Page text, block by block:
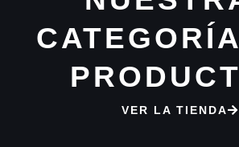
VER LA TIENDA